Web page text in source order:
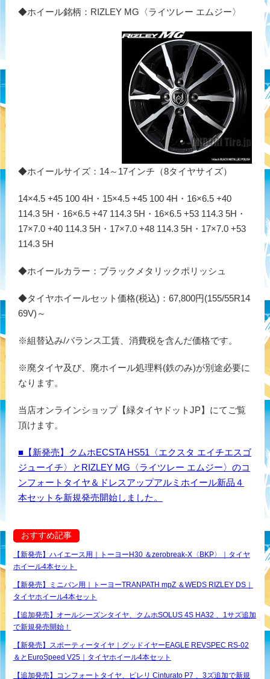
◆ホイール銘柄：RIZLEY MG〈ライツレー エムジー〉
◆ホイールサイズ：14～17インチ（8タイヤサイズ）
14×4.5 +45 100 4H・15×4.5 +45 100 4H・16×6.5 +40
114.3 5H・16×6.5 +47 114.3 5H・16×6.5 +53 114.3 5H・
17×7.0 +40 114.3 5H・17×7.0 +48 114.3 5H・17×7.0 +53
114.3 5H
◆ホイールカラー：ブラックメタリックポリッシュ
◆タイヤホイールセット価格(税込)：67,800円(155/55R14
69V)～
※組替込み/バランス工賃、消費税を含んだ価格です。
※廃タイヤ及び、廃ホイール処理料(鉄のみ)が別途必要に
なります。
当店オンラインショップ【緑タイヤドットJP】にてご覧
頂けます。
■【新発売】クムホECSTA HS51〈エクスタ エイチエスゴ
ジューイチ〉とRIZLEY MG〈ライツレー エムジー〉のコ
ンフォートタイヤ＆ドレスアップアルミホイール新品４
本セットを新規発売開始しました。
おすすめ記事
【新発売】ハイエース用｜トーヨーH30 ＆zerobreak-X〈BKP〉｜タイヤ
ホイール4本セット
【新発売】ミニバン用｜トーヨーTRANPATH mpZ ＆WEDS RIZLEY DS｜
タイヤホイール4本セット
【追加発売】オールシーズンタイヤ、クムホSOLUS 4S HA32 、1サズ追加
で新規発売開始！
【新発売】スポーティータイヤ｜グッドイヤーEAGLE REVSPEC RS-02
＆とEuroSpeed V25｜タイヤホイール4本セット
【追加発売】コンフォートタイヤ、ピレリ Cinturato P7 、3ズ追加で新規